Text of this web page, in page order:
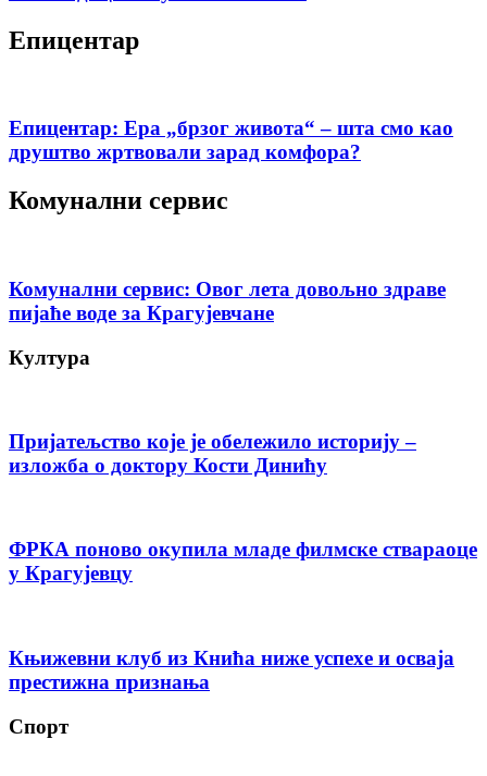
Епицентар
Епицентар: Ера „брзог живота“ – шта смо као
друштво жртвовали зарад комфора?
Комунални сервис
Комунални сервис: Овог лета довољно здраве
пијаће воде за Крагујевчане
Култура
Пријатељство које је обележило историју –
изложба о доктору Кости Динићу
ФРКА поново окупила младе филмске ствараоце
у Крагујевцу
Књижевни клуб из Кнића ниже успехе и осваја
престижна признања
Спорт